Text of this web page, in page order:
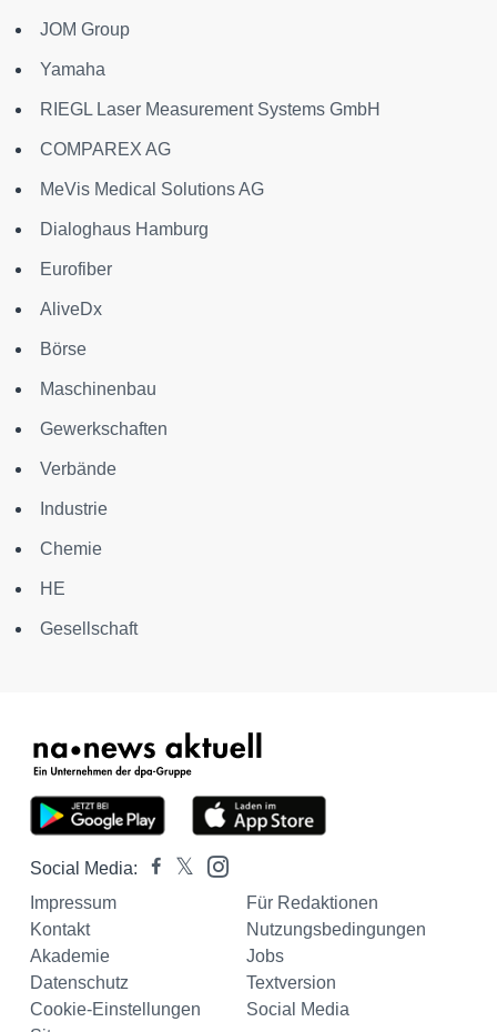
JOM Group
Yamaha
RIEGL Laser Measurement Systems GmbH
COMPAREX AG
MeVis Medical Solutions AG
Dialoghaus Hamburg
Eurofiber
AliveDx
Börse
Maschinenbau
Gewerkschaften
Verbände
Industrie
Chemie
HE
Gesellschaft
Social Media:
Impressum
Für Redaktionen
Kontakt
Nutzungsbedingungen
Akademie
Jobs
Datenschutz
Textversion
Cookie-Einstellungen
Social Media